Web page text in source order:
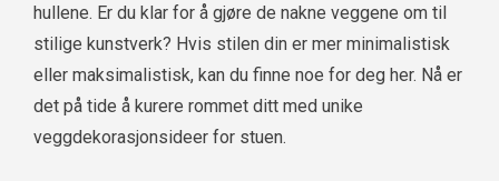
hullene. Er du klar for å gjøre de nakne veggene om til
stilige kunstverk? Hvis stilen din er mer minimalistisk
eller maksimalistisk, kan du finne noe for deg her. Nå er
det på tide å kurere rommet ditt med unike
veggdekorasjonsideer for stuen.